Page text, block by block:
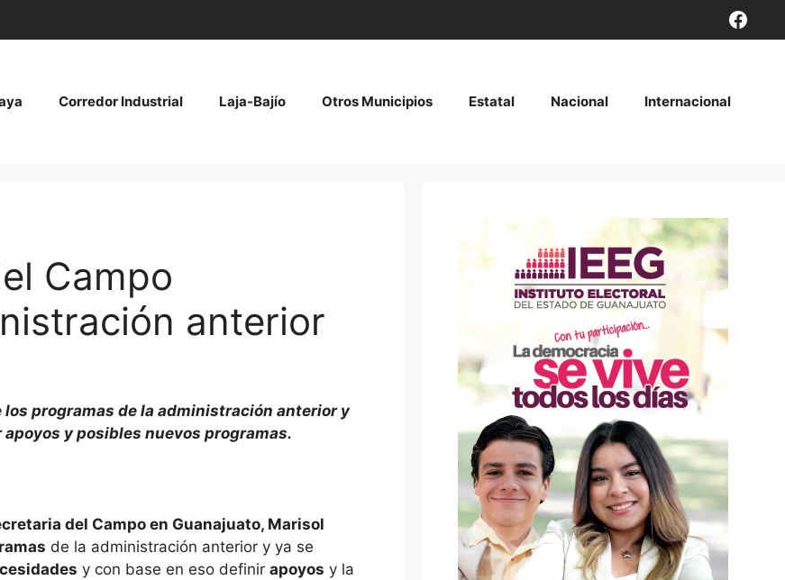
Corredor Industrial Laja-Bajío Otros Municipios Estatal Nacional Internacional
Campo
anterior
programas de la administración anterior y
y posibles nuevos programas.
del Campo en Guanajuato, Marisol
de la administración anterior y ya se
y con base en eso definir apoyos y la